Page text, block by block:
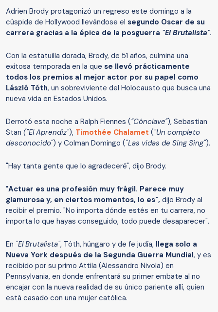
Adrien Brody protagonizó un regreso este domingo a la
cúspide de Hollywood llevándose el segundo Oscar de su
carrera gracias a la épica de la posguerra "El Brutalista".
Con la estatuilla dorada, Brody, de 51 años, culmina una
exitosa temporada en la que se llevó prácticamente
todos los premios al mejor actor por su papel como
László Tóth, un sobreviviente del Holocausto que busca una
nueva vida en Estados Unidos.
Derrotó esta noche a Ralph Fiennes ("Cónclave"), Sebastian
Stan ("El Aprendiz"), Timothée Chalamet ("Un completo
desconocido") y Colman Domingo ("Las vidas de Sing Sing").
"Hay tanta gente que lo agradeceré", dijo Brody.
"Actuar es una profesión muy frágil. Parece muy
glamurosa y, en ciertos momentos, lo es", dijo Brody al
recibir el premio. "No importa dónde estés en tu carrera, no
importa lo que hayas conseguido, todo puede desaparecer".
En "El Brutalista", Tóth, húngaro y de fe judía, llega solo a
Nueva York después de la Segunda Guerra Mundial, y es
recibido por su primo Attila (Alessandro Nivola) en
Pennsylvania, en donde enfrentará su primer embate al no
encajar con la nueva realidad de su único pariente allí, quien
está casado con una mujer católica.